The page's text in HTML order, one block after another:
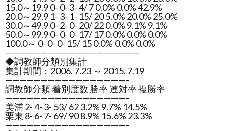
15.0～19.9 0- 0- 3- 4/ 7 0.0% 0.0% 42.9%
20.0～29.9 1- 3- 1- 15/ 20 5.0% 20.0% 25.0%
30.0～49.9 0- 2- 0- 20/ 22 0.0% 9.1% 9.1%
50.0～99.9 0- 0- 0- 17/ 17 0.0% 0.0% 0.0%
100.0～ 0- 0- 0- 15/ 15 0.0% 0.0% 0.0%
———————————————————
◆調教師分類別集計
集計期間：2006. 7.23 ～ 2015. 7.19
—————————————————–
調教師分類 着別度数 勝率 連対率 複勝率
—————————————————–
美浦 2- 4- 3- 53/ 62 3.2% 9.7% 14.5%
栗東 8- 6- 7- 69/ 90 8.9% 15.6% 23.3%
—————————————————–